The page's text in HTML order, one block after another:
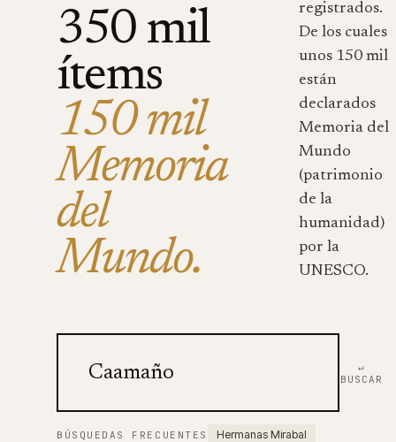
350 mil
ítems
150 mil
Memoria
del
Mundo.
registrados.
De los cuales
unos 150 mil
están
declarados
Memoria del
Mundo
(patrimonio
de la
humanidad)
por la
UNESCO.
↵
BUSCAR
BÚSQUEDAS FRECUENTES
Hermanas Mirabal